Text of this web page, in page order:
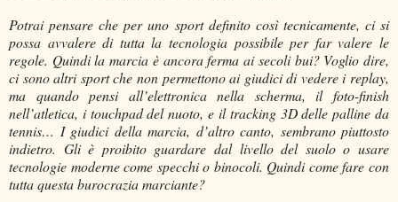
Potrai pensare che per uno sport definito così tecnicamente, ci si
possa avvalere di tutta la tecnologia possibile per far valere le
regole. Quindi la marcia è ancora ferma ai secoli bui? Voglio dire,
ci sono altri sport che non permettono ai giudici di vedere i replay,
ma quando pensi all’elettronica nella scherma, il foto-finish
nell’atletica, i touchpad del nuoto, e il tracking 3D delle palline da
tennis… I giudici della marcia, d’altro canto, sembrano piuttosto
indietro. Gli è proibito guardare dal livello del suolo o usare
tecnologie moderne come specchi o binocoli. Quindi come fare con
tutta questa burocrazia marciante?